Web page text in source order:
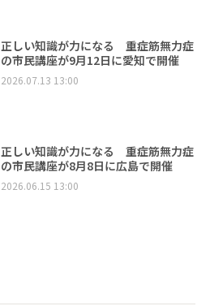
正しい知識が力になる 重症筋無力症
の市民講座が9月12日に愛知で開催
2026.07.13 13:00
正しい知識が力になる 重症筋無力症
の市民講座が8月8日に広島で開催
2026.06.15 13:00